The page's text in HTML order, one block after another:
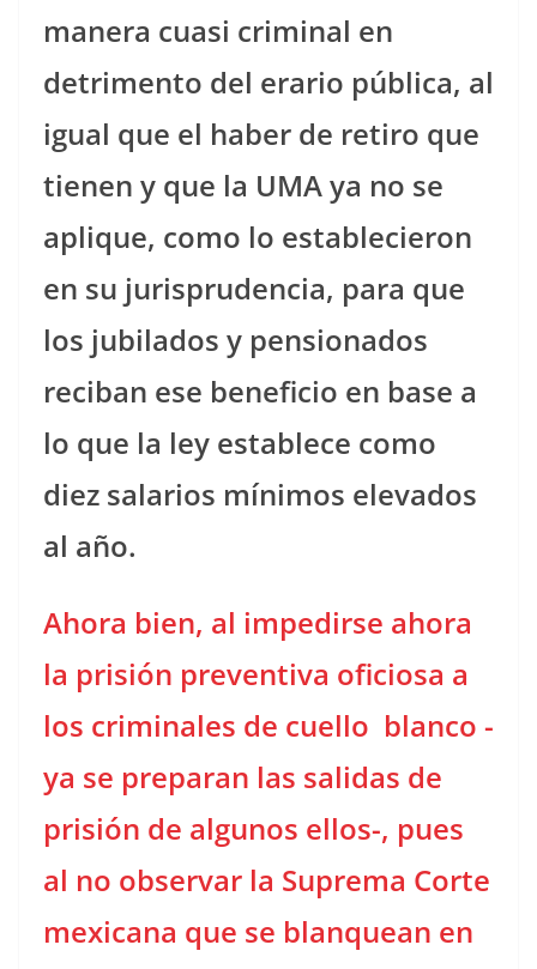
manera cuasi criminal en
detrimento del erario pública, al
igual que el haber de retiro que
tienen y que la UMA ya no se
aplique, como lo establecieron
en su jurisprudencia, para que
los jubilados y pensionados
reciban ese beneficio en base a
lo que la ley establece como
diez salarios mínimos elevados
al año.
Ahora bien, al impedirse ahora
la prisión preventiva oficiosa a
los criminales de cuello blanco -
ya se preparan las salidas de
prisión de algunos ellos-, pues
al no observar la Suprema Corte
mexicana que se blanquean en